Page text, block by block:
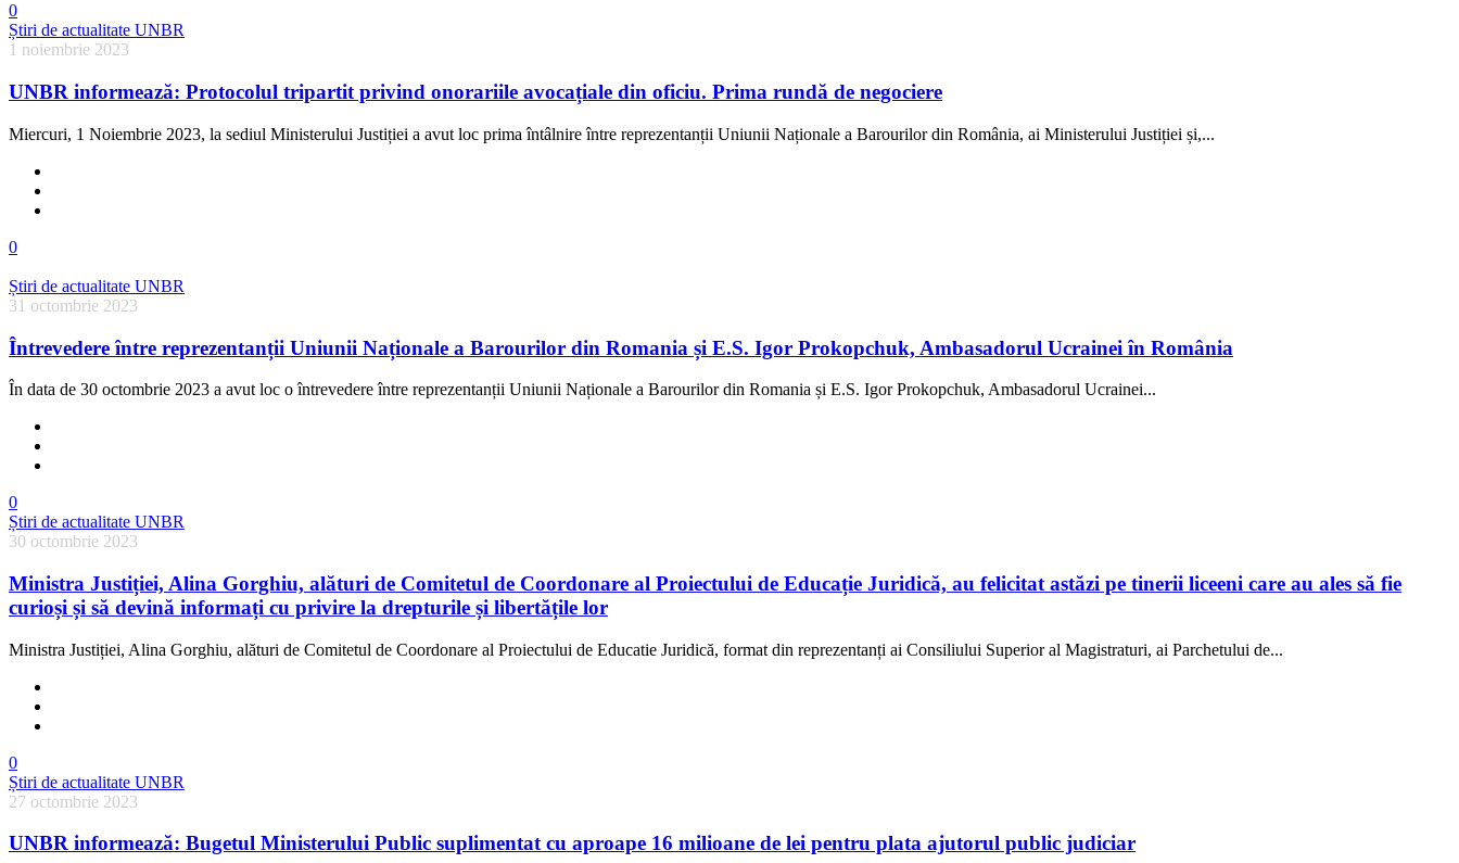
0
Știri de actualitate UNBR
1 noiembrie 2023
UNBR informează: Protocolul tripartit privind onorariile avocațiale din oficiu. Prima rundă de negociere
Miercuri, 1 Noiembrie 2023, la sediul Ministerului Justiției a avut loc prima întâlnire între reprezentanții Uniunii Naționale a Barourilor din România, ai Ministerului Justiției și,...
0
Știri de actualitate UNBR
31 octombrie 2023
Întrevedere între reprezentanții Uniunii Naționale a Barourilor din Romania și E.S. Igor Prokopchuk, Ambasadorul Ucrainei în România
În data de 30 octombrie 2023 a avut loc o întrevedere între reprezentanții Uniunii Naționale a Barourilor din Romania și E.S. Igor Prokopchuk, Ambasadorul Ucrainei...
0
Știri de actualitate UNBR
30 octombrie 2023
Ministra Justiției, Alina Gorghiu, alături de Comitetul de Coordonare al Proiectului de Educație Juridică, au felicitat astăzi pe tinerii liceeni care au ales să fie
curioși și să devină informați cu privire la drepturile și libertățile lor
Ministra Justiției, Alina Gorghiu, alături de Comitetul de Coordonare al Proiectului de Educatie Juridică, format din reprezentanți ai Consiliului Superior al Magistraturi, ai Parchetului de...
0
Știri de actualitate UNBR
27 octombrie 2023
UNBR informează: Bugetul Ministerului Public suplimentat cu aproape 16 milioane de lei pentru plata ajutorul public judiciar